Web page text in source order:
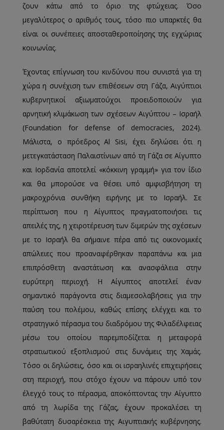
ζουν κάτω από το όριο της φτώχειας. Όσο
μεγαλύτερος ο αριθμός τους, τόσο πιο υπαρκτές θα
είναι οι συνέπειες αποσταθεροποίησης της εγχώριας
κοινωνίας.
Έχοντας επίγνωση του κινδύνου που συνιστά για τη
χώρα η συνέχιση των επιθέσεων στη Γάζα, Αιγύπτιοι
κυβερνητικοί αξιωματούχοι προειδοποιούν για
αρνητική κλιμάκωση των σχέσεων Αιγύπτου – Ισραήλ
(Foundation for defense of democracies, 2024).
Μάλιστα, ο πρόεδρος Al Sisi, έχει δηλώσει ότι η
μετεγκατάσταση Παλαιστίνιων από τη Γάζα σε Αίγυπτο
και Ιορδανία αποτελεί «κόκκινη γραμμή» για τον ίδιο
και θα μπορούσε να θέσει υπό αμφισβήτηση τη
μακροχρόνια συνθήκη ειρήνης με το Ισραήλ. Σε
περίπτωση που η Αίγυπτος πραγματοποιήσει τις
απειλές της, η χειροτέρευση των διμερών της σχέσεων
με το Ισραήλ θα σήμαινε πέρα από τις οικονομικές
απώλειες που προαναφέρθηκαν παραπάνω και μια
επιπρόσθετη αναστάτωση και ανασφάλεια στην
ευρύτερη περιοχή. Η Αίγυπτος αποτελεί έναν
σημαντικό παράγοντα στις διαμεσολαβήσεις για την
παύση του πολέμου, καθώς επίσης ελέγχει και το
στρατηγικό πέρασμα του διαδρόμου της Φιλαδέλφειας
μέσω του οποίου παρεμποδίζεται η μεταφορά
στρατιωτικού εξοπλισμού στις δυνάμεις της Χαμάς.
Τόσο οι δηλώσεις, όσο και οι ισραηλινές επιχειρήσεις
στη περιοχή, που στόχο έχουν να πάρουν υπό τον
έλεγχό τους το πέρασμα, αποκόπτοντας την Αίγυπτο
από τη λωρίδα της Γάζας, έχουν προκαλέσει τη
βαθύτατη δυσαρέσκεια της Αιγυπτιακής κυβέρνησης.